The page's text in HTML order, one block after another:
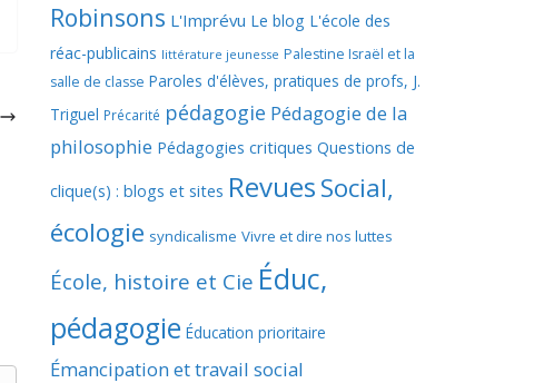
Robinsons L'Imprévu Le blog L'école des
réac-publicains littérature jeunesse Palestine Israël et la
salle de classe Paroles d'élèves, pratiques de profs, J.
Triguel Précarité pédagogie Pédagogie de la
philosophie Pédagogies critiques Questions de
clique(s) : blogs et sites RevuesSocial,
écologie syndicalisme Vivre et dire nos luttes
École, histoire et Cie Éduc,
pédagogie Éducation prioritaire
Émancipation et travail social